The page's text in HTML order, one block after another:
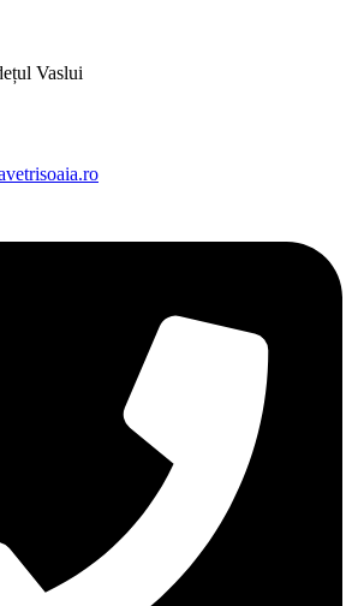
Vaslui